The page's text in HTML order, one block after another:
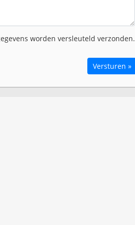
worden versleuteld verzonden.
Versturen »